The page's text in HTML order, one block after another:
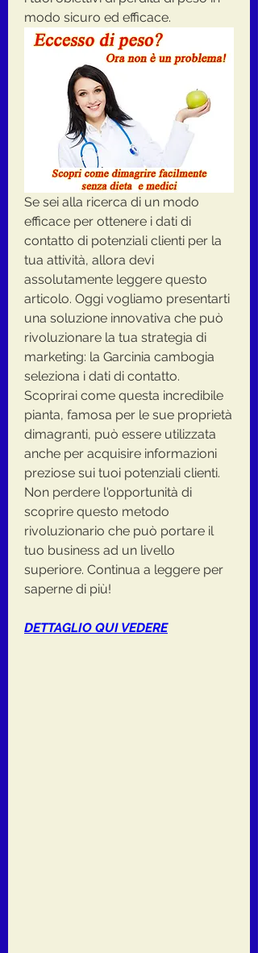
modo sicuro ed efficace.
Se sei alla ricerca di un modo
efficace per ottenere i dati di
contatto di potenziali clienti per la
tua attività, allora devi
assolutamente leggere questo
articolo. Oggi vogliamo presentarti
una soluzione innovativa che può
rivoluzionare la tua strategia di
marketing: la Garcinia cambogia
seleziona i dati di contatto.
Scoprirai come questa incredibile
pianta, famosa per le sue proprietà
dimagranti, può essere utilizzata
anche per acquisire informazioni
preziose sui tuoi potenziali clienti.
Non perdere l'opportunità di
scoprire questo metodo
rivoluzionario che può portare il
tuo business ad un livello
superiore. Continua a leggere per
saperne di più!
DETTAGLIO QUI VEDERE